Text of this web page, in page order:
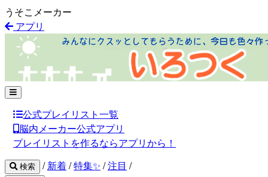
うそこメーカー
アプリ
公式プレイリスト一覧
脳内メーカー公式アプリ
プレイリストを作るならアプリから！
検索 / 新着/特集✨ /注目 /